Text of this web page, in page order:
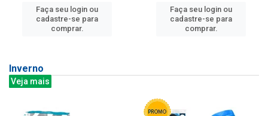
Faça seu login ou
cadastre-se para
comprar.
Faça seu login ou
cadastre-se para
comprar.
Inverno
Veja mais